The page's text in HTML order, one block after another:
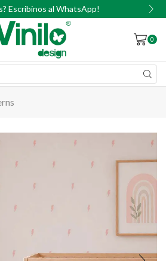
Escribinos al WhatsApp!
0